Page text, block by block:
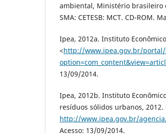
ambiental, Ministério brasileiro
SMA: CETESB: MCT. CD-ROM.
Ipea, 2012a. Instituto
<http://www.ipea.gov.br/
13/09/2014.
Ipea, 2012b. Instituto
resíduos sólidos urbanos, 2012.
http://www.ipea.gov.br/
Acesso: 13/09/2014.